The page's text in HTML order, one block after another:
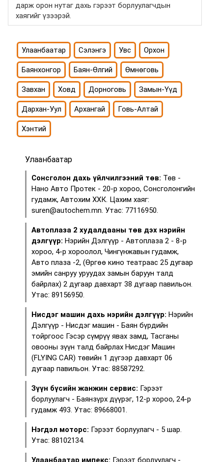
дарж орон нутаг дахь гэрээт борлуулагчдын
хаягийг үзээрэй.
Улаанбаатар Сэлэнгэ Увс Орхон
Баянхонгор Баян-Өлгий Өмнөговь
Завхан Ховд Дорноговь Замын-Үүд
Дархан-Уул Архангай Говь-Алтай
Хэнтий
Улаанбаатар
Сонсголон дахь үйлчилгээний төв: Төв -
Нано Авто Протек - 20-р хороо, Сонсголонгийн
гудамж, Автохим ХХК. Цахим хаяг:
suren@autochem.mn. Утас: 77116950.
Автоплаза 2 худалдааны төв дэх нэрийн
дэлгүүр: Нэрийн Дэлгүүр - Автоплаза 2 - 8-р
хороо, 4-р хороолол, Чингүнжавын гудамж,
Авто плаза -2, (Өргөө кино театраас 25 дугаар
эмийн санруу уруудах замын баруун талд
байрлах) 2 дугаар давхарт 38 дугаар павильон.
Утас: 89156950.
Нисдэг машин дахь нэрийн дэлгүүр: Нэрийн
Дэлгүүр - Нисдэг машин - Баян бүрдийн
тойргоос Гэсэр сүмрүү явах замд, Тасганы
овооны зүүн талд байрлах Нисдэг Машин
(FLYING CAR) төвийн 1 дүгээр давхарт 06
дугаар павильон. Утас: 88587292.
Зүүн бүсийн жанжин сервис: Гэрээт
борлуулагч - Баянзүрх дүүрэг, 12-р хороо, 24-р
гудамж 493. Утас: 89668001.
Нэгдэл моторс: Гэрээт борлуулагч - 5 шар.
Утас: 88102134.
Улаанбаатар импекс: Гэрээт борлуулагч -